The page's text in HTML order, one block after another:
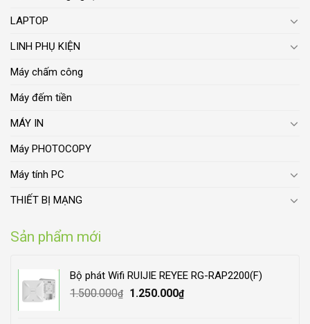
LAPTOP
LINH PHỤ KIỆN
Máy chấm công
Máy đếm tiền
MÁY IN
Máy PHOTOCOPY
Máy tính PC
THIẾT BỊ MẠNG
Sản phẩm mới
Bộ phát Wifi RUIJIE REYEE RG-RAP2200(F)
1.500.000₫
Original
1.250.000₫Current